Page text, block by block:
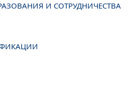
И СОТРУДНИЧЕСТВА